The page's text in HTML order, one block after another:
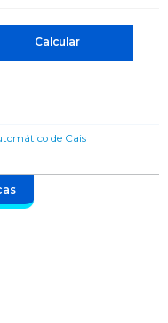
de Cais